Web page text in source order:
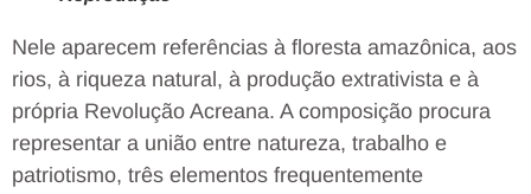
Nele aparecem referências à floresta amazônica, aos
rios, à riqueza natural, à produção extrativista e à
própria Revolução Acreana. A composição procura
representar a união entre natureza, trabalho e
patriotismo, três elementos frequentemente